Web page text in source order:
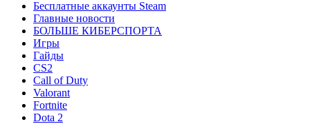
Бесплатные аккаунты Steam
Главные новости
БОЛЬШЕ КИБЕРСПОРТА
Игры
Гайды
CS2
Call of Duty
Valorant
Fortnite
Dota 2